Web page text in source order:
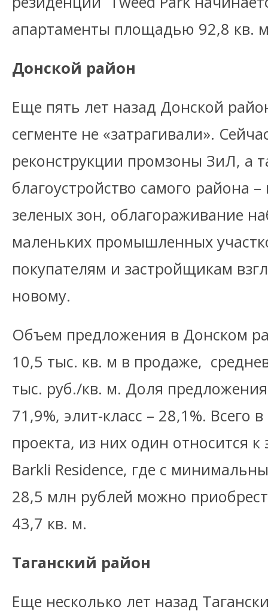
апартаменты площадью 92,8 кв.
Донской район
Еще пять лет назад Донской
сегменте не «затрагивали».
реконструкции промзоны ЗиЛ, а
благоустройство самого района
зеленых зон, облагораживание
маленьких промышленных
покупателям и застройщикам
новому.
Объем предложения в Донском
10,5 тыс. кв. м в продаже,
тыс. руб./кв. м. Доля предложения
71,9%, элит-класс – 28,1%. Всего
проекта, из них один относится
Barkli Residence, где с
28,5 млн рублей можно
43,7 кв. м.
Таганский район
Еще несколько лет назад